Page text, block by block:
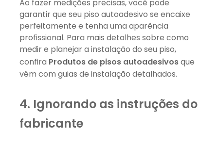
Ao fazer medições precisas, você pode
garantir que seu piso autoadesivo se encaixe
perfeitamente e tenha uma aparência
profissional. Para mais detalhes sobre como
medir e planejar a instalação do seu piso,
confira Produtos de pisos autoadesivosque
vêm com guias de instalação detalhados.
4. Ignorando as instruções do
fabricante